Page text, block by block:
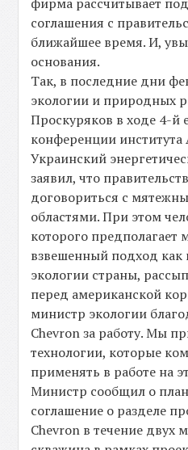
соглашения с
ближайшее время. И,
основания.
Так, в последние дни
экологии и природных
Проскуряков в ходе 4-й
конференции
Украинский
заявил, что
договориться с
областями. При этом
которого предполагает
взвешенный подход как
экологии страны,
перед американской
министр экологии
Chevron за работу. Мы
технологии, которые
применять в работе на
Министр сообщил о
соглашение о разделе
Chevron в течение двух